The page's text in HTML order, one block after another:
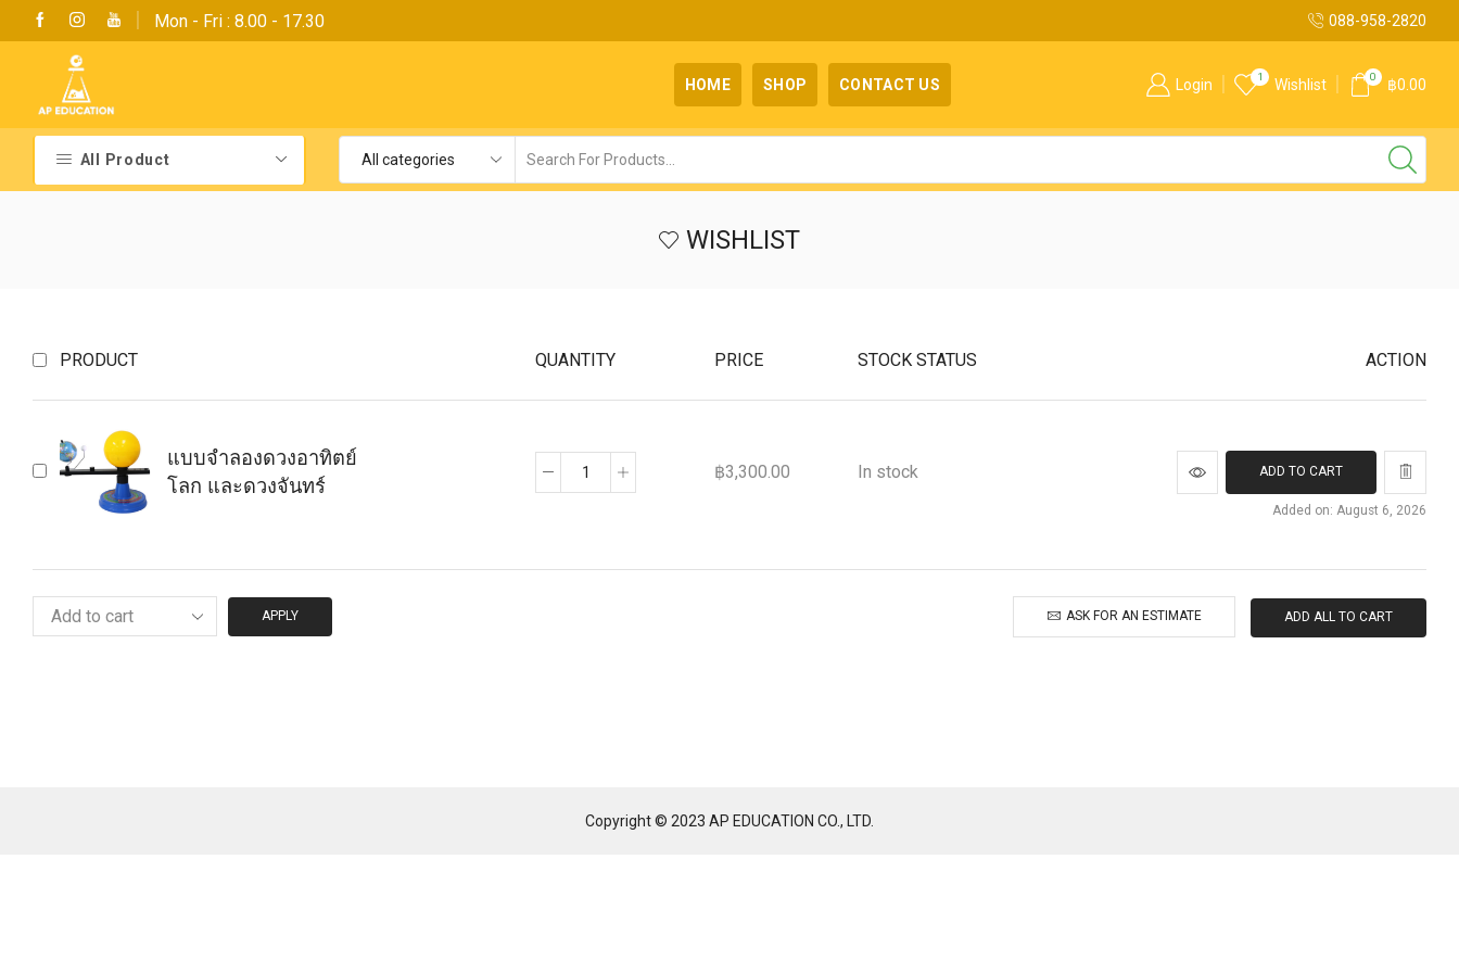
Mon - Fri : 8.00 - 17.30 088-958-2820
HOME SHOP CONTACT US Login 1 Wishlist 0 ฿0.00
All Product
WISHLIST
PRODUCT QUANTITY PRICE STOCK STATUS ACTION
แบบจำลองดวงอาทิตย์
โลก และดวงจันทร์
฿3,300.00 In stock ADD TO CART
Added on: August 6, 2026
APPLY ASK FOR AN ESTIMATE ADD ALL TO CART
Copyright © 2023 AP EDUCATION CO., LTD.